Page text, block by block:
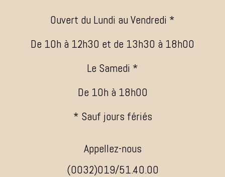
Ouvert du Lundi au Vendredi *
De 10h à 12h30 et de 13h30 à 18h00
Le Samedi *
De 10h à 18h00
* Sauf jours fériés
Appellez-nous
(0032)019/51.40.00